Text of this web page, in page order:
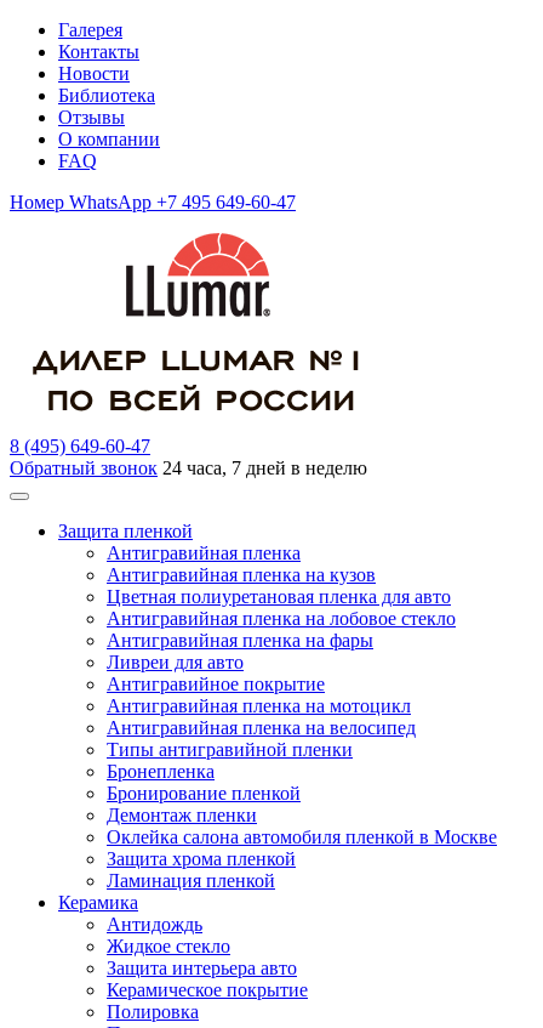
Галерея
Контакты
Новости
Библиотека
Отзывы
О компании
FAQ
Номер WhatsApp +7 495 649-60-47
8 (495) 649-60-47
Обратный звонок 24 часа, 7 дней в неделю
Защита пленкой
Антигравийная пленка
Антигравийная пленка на кузов
Цветная полиуретановая пленка для авто
Антигравийная пленка на лобовое стекло
Антигравийная пленка на фары
Ливреи для авто
Антигравийное покрытие
Антигравийная пленка на мотоцикл
Антигравийная пленка на велосипед
Типы антигравийной пленки
Бронепленка
Бронирование пленкой
Демонтаж пленки
Оклейка салона автомобиля пленкой в Москве
Защита хрома пленкой
Ламинация пленкой
Керамика
Антидождь
Жидкое стекло
Защита интерьера авто
Керамическое покрытие
Полировка